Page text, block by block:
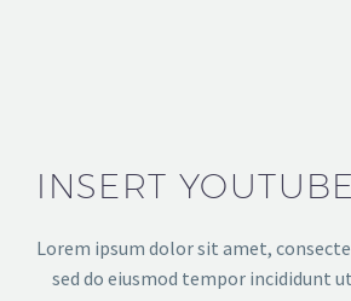
INSERT
Lorem ipsum dolor sit amet,
sed do eiusmod tempor incididunt